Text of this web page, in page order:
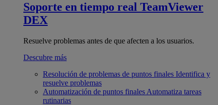
Soporte en tiempo real TeamViewer
DEX
Resuelve problemas antes de que afecten a los usuarios.
Descubre más
Resolución de problemas de puntos finales Identifica y
resuelve problemas
Automatización de puntos finales Automatiza tareas
rutinarias